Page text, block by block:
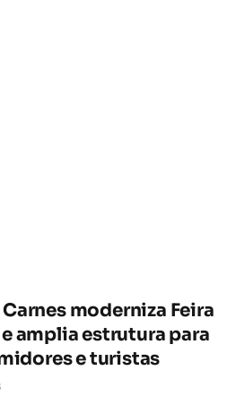
moderniza Feira
amplia estrutura para
e turistas